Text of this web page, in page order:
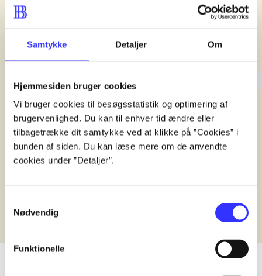
Samtykke Detaljer Om
Hjemmesiden bruger cookies
Vi bruger cookies til besøgsstatistik og optimering af
brugervenlighed. Du kan til enhver tid ændre eller
tilbagetrække dit samtykke ved at klikke på ”Cookies” i
bunden af siden. Du kan læse mere om de anvendte
cookies under ”Detaljer”.
Nødvendig
Funktionelle
lorem ipsum dolor sit amet ...
lorem ipsum dolor sit amet
lorem ipsum dolor sit amet
Reviewed in title1
d. 1. januar 2024